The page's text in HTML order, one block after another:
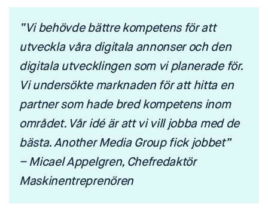
“Vi behövde bättre kompetens för att
utveckla våra digitala annonser och den
digitala utvecklingen som vi planerade för.
Vi undersökte marknaden för att hitta en
partner som hade bred kompetens inom
området. Vår idé är att vi vill jobba med de
bästa. Another Media Group fick jobbet”
– Micael Appelgren, Chefredaktör
Maskinentreprenören